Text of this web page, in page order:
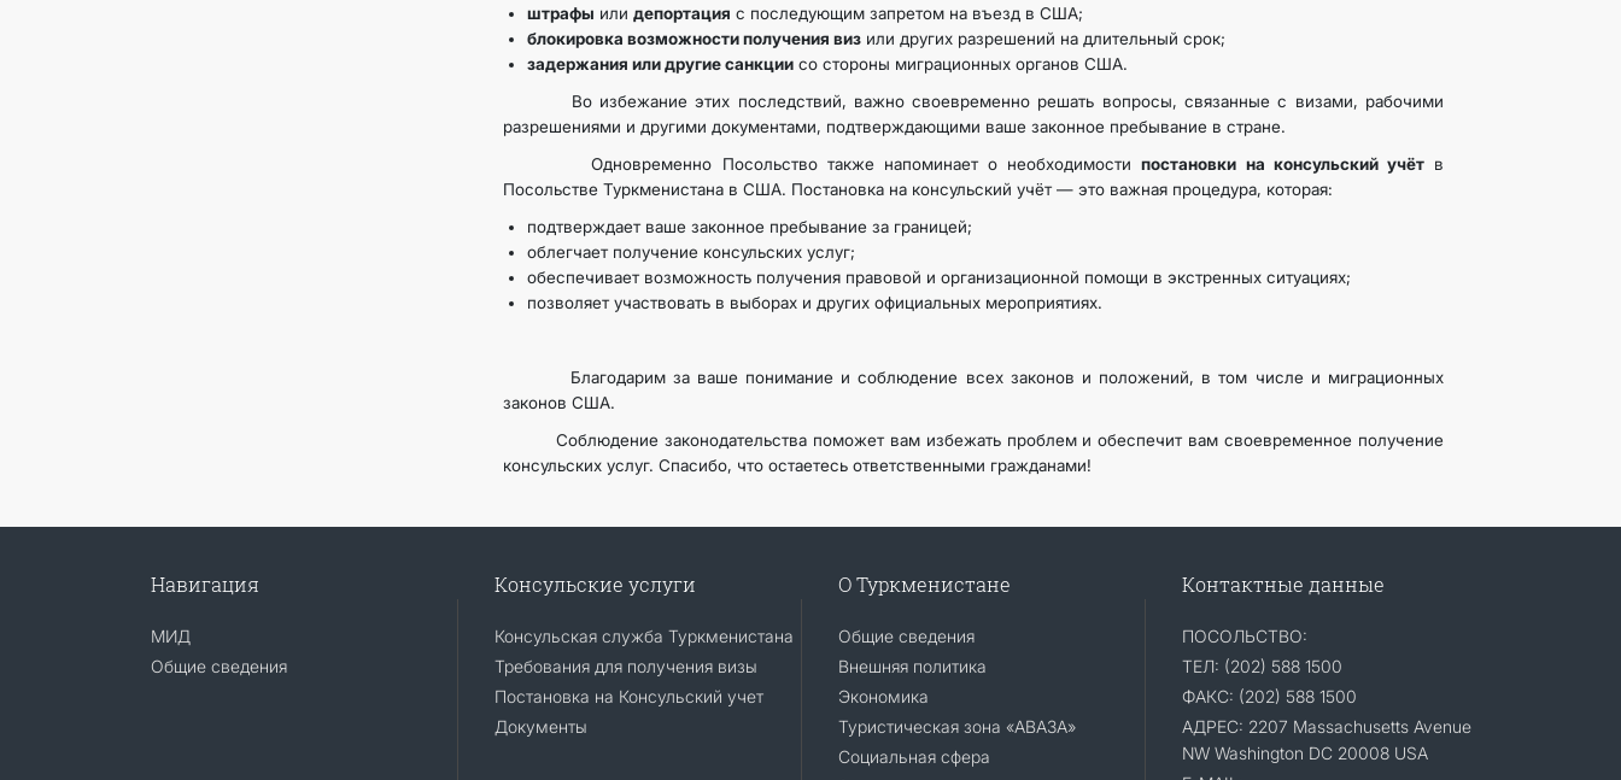
штрафы или депортация с последующим запретом на въезд в США;
блокировка возможности получения виз или других разрешений на длительный срок;
задержания или другие санкции со стороны миграционных органов США.
Во избежание этих последствий, важно своевременно решать вопросы, связанные с визами, рабочими
разрешениями и другими документами, подтверждающими ваше законное пребывание в стране.
Одновременно Посольство также напоминает о необходимостипостановки на консульский учётв
Посольстве Туркменистана в США. Постановка на консульский учёт — это важная процедура, которая:
подтверждает ваше законное пребывание за границей;
облегчает получение консульских услуг;
обеспечивает возможность получения правовой и организационной помощи в экстренных ситуациях;
позволяет участвовать в выборах и других официальных мероприятиях.
Благодарим за ваше понимание и соблюдение всех законов и положений, в том числе и миграционных
законов США.
Соблюдение законодательства поможет вам избежать проблем и обеспечит вам своевременное получение
консульских услуг. Спасибо, что остаетесь ответственными гражданами!
Навигация
МИД
Общие сведения
Консульские услуги
Консульская служба Туркменистана
Требования для получения визы
Постановка на Консульский учет
Документы
О Туркменистане
Общие сведения
Внешняя политика
Экономика
Туристическая зона «АВАЗА»
Социальная сфера
Контактные данные
ПОСОЛЬСТВО:
ТЕЛ: (202) 588 1500
ФАКС: (202) 588 1500
АДРЕС: 2207 Massachusetts Avenue
NW Washington DC 20008 USA